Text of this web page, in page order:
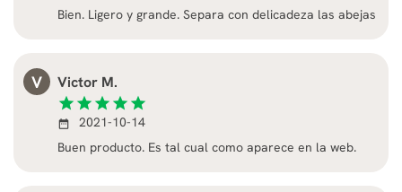
Bien. Ligero y grande. Separa con delicadeza las abejas
V Victor M.
star star star star star
date_range
2021-10-14
Buen producto. Es tal cual como aparece en la web.